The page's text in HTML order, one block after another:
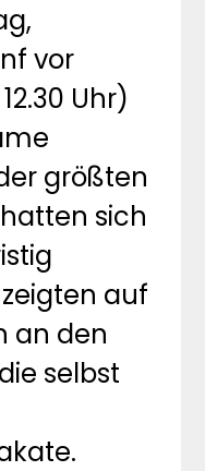
vor
Uhr)
größten
sich
auf
an den
selbst